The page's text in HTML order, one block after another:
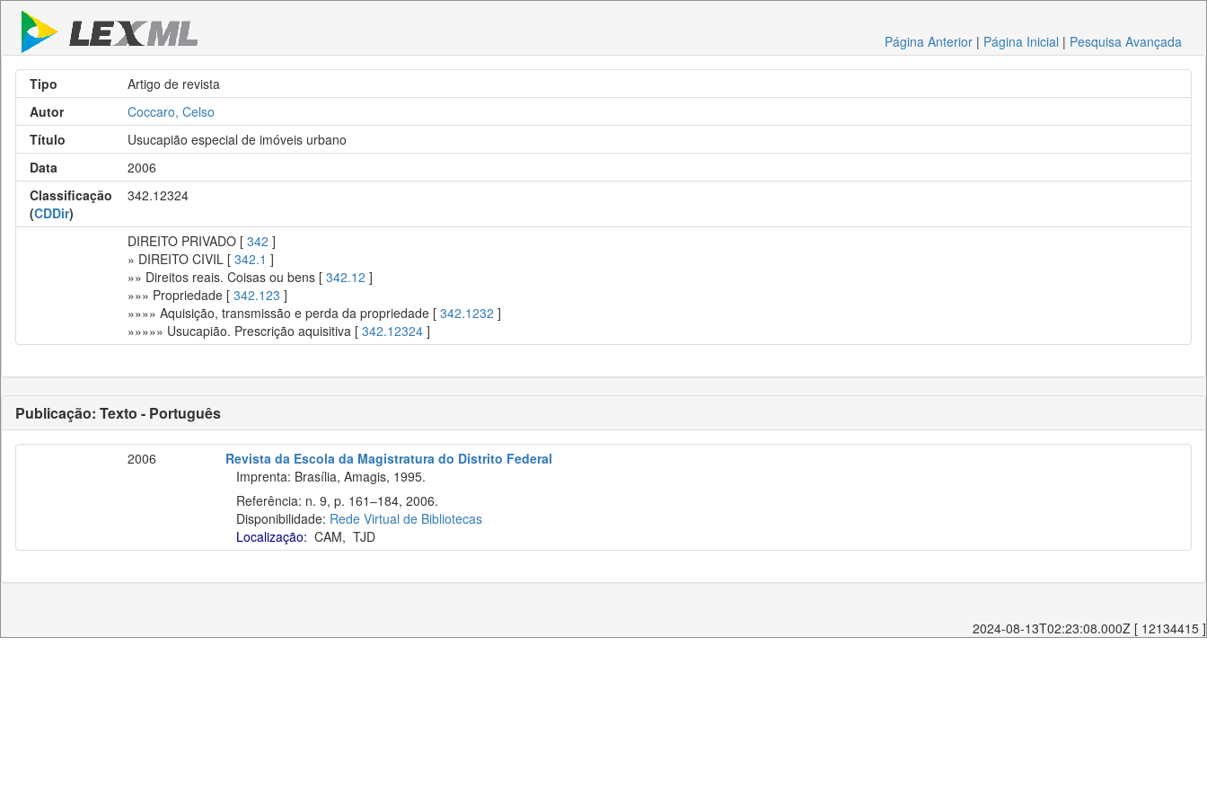
Página Anterior | Página Inicial | Pesquisa Avançada
Tipo
Artigo de revista
Autor
Coccaro, Celso
Título
Usucapião especial de imóveis urbano
Data
2006
Classificação
(CDDir)
342.12324
DIREITO PRIVADO [ 342 ]
» DIREITO CIVIL [ 342.1 ]
»» Direitos reais. Coisas ou bens [ 342.12 ]
»»» Propriedade [ 342.123 ]
»»»» Aquisição, transmissão e perda da propriedade [ 342.1232 ]
»»»»» Usucapião. Prescrição aquisitiva [ 342.12324 ]
Publicação: Texto - Português
2006
Revista da Escola da Magistratura do Distrito Federal
Imprenta: Brasília, Amagis, 1995.
Referência: n. 9, p. 161–184, 2006.
Disponibilidade: Rede Virtual de Bibliotecas
Localização: CAM, TJD
2024-08-13T02:23:08.000Z [ 12134415 ]